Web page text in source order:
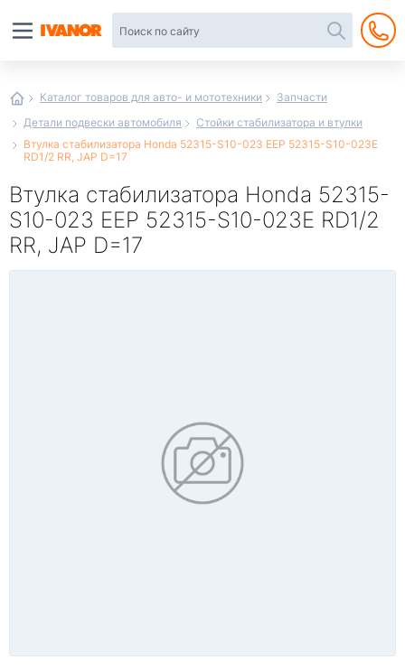
Каталог товаров для авто- и мототехники
Запчасти
Детали подвески автомобиля
Стойки стабилизатора и втулки
Втулка стабилизатора Honda 52315-S10-023 EEP 52315-S10-023E
RD1/2 RR, JAP D=17
Втулка стабилизатора Honda 52315-
S10-023 EEP 52315-S10-023E RD1/2
RR, JAP D=17
интернет-